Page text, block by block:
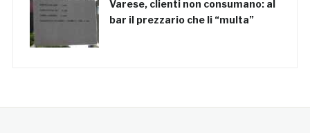
Varese, clienti non consumano: al
bar il prezzario che li “multa”